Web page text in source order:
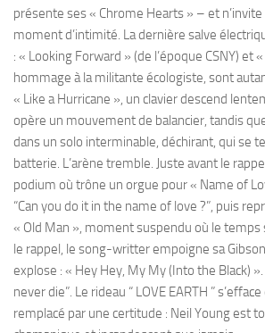
présente ses « Chrome Hearts » – et n’invite
moment d’intimité. La dernière salve
: « Looking Forward » (de l’époque CSNY) et
hommage à la militante écologiste, sont
« Like a Hurricane », un clavier descend
opère un mouvement de balancier, tandis
dans un solo interminable, déchirant, qui se
batterie. L’arène tremble. Juste avant le
podium où trône un orgue pour « Name of
“Can you do it in the name of love ?”, puis
« Old Man », moment suspendu où le
le rappel, le song-writter empoigne sa
explose : « Hey Hey, My My (Into the Black) ».
never die”. Le rideau “ LOVE EARTH ”
remplacé par une certitude : Neil Young est